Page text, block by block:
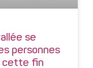
se
personnes
cette fin